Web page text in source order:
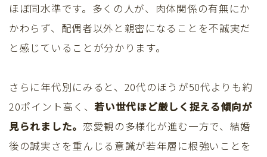
ほぼ同水準です。多くの人が、肉体関係の有無にか
かわらず、配偶者以外と親密になることを不誠実だ
と感じていることが分かります。
さらに年代別にみると、20代のほうが50代よりも約
20ポイント高く、若い世代ほど厳しく捉える傾向が
見られました。 恋愛観の多様化が進む一方で、結婚
後の誠実さを重んじる意識が若年層に根強いことを